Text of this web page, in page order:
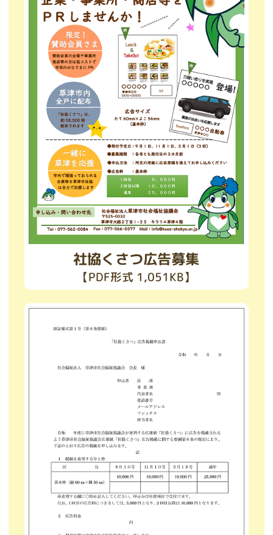
社協くさつ広告募集
【PDF形式 1,051KB】